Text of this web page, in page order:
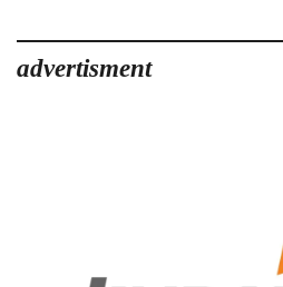
advertisment